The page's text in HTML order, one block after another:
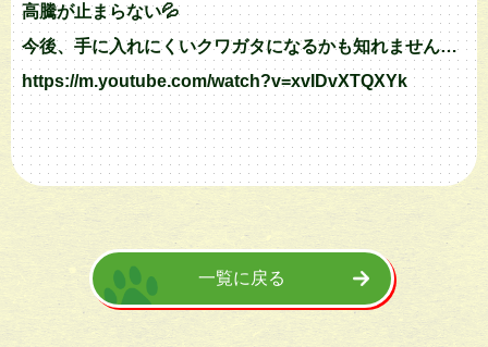
高騰が止まらない💦
今後、手に入れにくいクワガタになるかも知れません…
https://m.youtube.com/watch?v=xvIDvXTQXYk
一覧に戻る